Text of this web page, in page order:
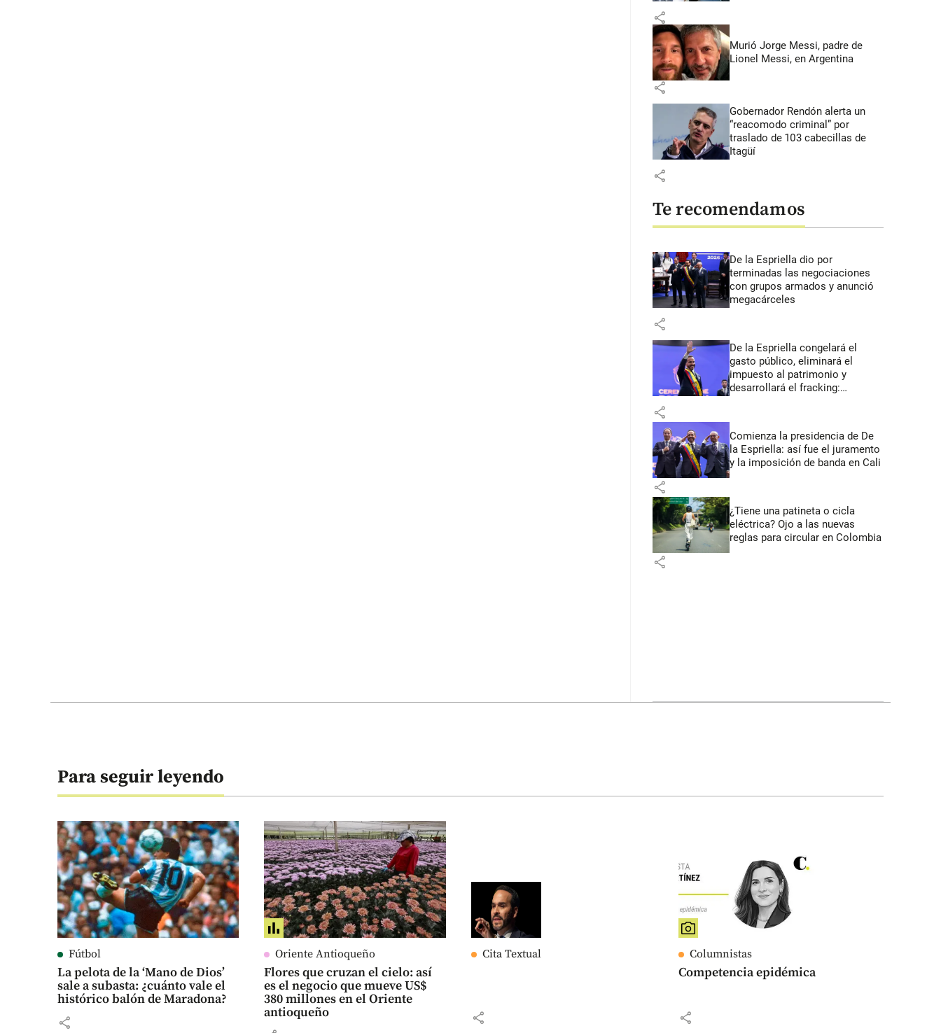
share
Murió Jorge Messi, padre de
Lionel Messi, en Argentina
share
Gobernador Rendón alerta un
“reacomodo criminal” por
traslado de 103 cabecillas de
Itagüí
share
Te recomendamos
De la Espriella dio por
terminadas las negociaciones
con grupos armados y anunció
megacárceles
share
De la Espriella congelará el
gasto público, eliminará el
impuesto al patrimonio y
desarrollará el fracking:
share
Comienza la presidencia de De
la Espriella: así fue el juramento
y la imposición de banda en Cali
share
¿Tiene una patineta o cicla
eléctrica? Ojo a las nuevas
reglas para circular en Colombia
share
Para seguir leyendo
Fútbol
La pelota de la ‘Mano de Dios’
sale a subasta: ¿cuánto vale el
histórico balón de Maradona?
share
Oriente Antioqueño
Flores que cruzan el cielo: así
es el negocio que mueve US$
380 millones en el Oriente
antioqueño
Cita Textual
share
Columnistas
Competencia epidémica
share